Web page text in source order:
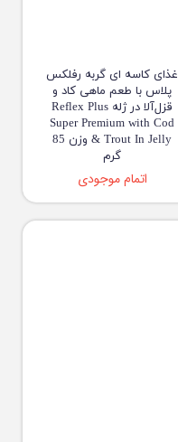
غذای کاسه ای گربه رفلکس
پلاس با طعم ماهی کاد و
قزل‌آلا در ژله Reflex Plus
Super Premium with Cod
& Trout In Jelly وزن 85
گرم
اتمام موجودی